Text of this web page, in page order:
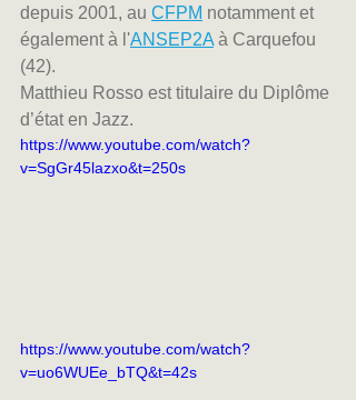
depuis 2001, au CFPM notamment et
également à l'ANSEP2A à Carquefou
(42).
Matthieu Rosso est titulaire du Diplôme
d’état en Jazz.
https://www.youtube.com/watch?
v=SgGr45lazxo&t=250s
https://www.youtube.com/watch?
v=uo6WUEe_bTQ&t=42s